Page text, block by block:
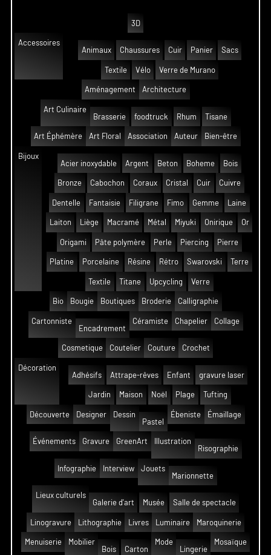
3D
Accessoires
Animaux
Chaussures Cuir Panier Sacs
Textile Vélo Verre de Murano
Aménagement Architecture
Art Culinaire
Brasserie
foodtruck Rhum Tisane
Art Éphémère Art Floral Association Auteur Bien-être
Bijoux
Acier inoxydable
Argent Beton Boheme Bois
Bronze Cabochon Coraux Cristal Cuir Cuivre
Dentelle Fantaisie Filigrane Fimo Gemme Laine
Laiton Liège Macramé Métal Miyuki Onirique Or
Origami Pâte polymère Perle Piercing Pierre
Platine Porcelaine Résine Rétro Swarovski Terre
Textile Titane Upcycling Verre
Bio Bougie Boutiques Broderie Calligraphie
Cartonniste
Encadrement
Céramiste Chapelier Collage
Cosmetique Coutelier Couture Crochet
Décoration
Adhésifs
Attrape-rêves Enfant gravure laser
Jardin Maison Noël Plage Tufting
Découverte Designer
Dessin
Pastel
Ébeniste Émaillage
Événements Gravure GreenArt
Illustration
Risographie
Infographie Interview
Jouets
Marionnette
Lieux culturels
Galerie d'art
Musée Salle de spectacle
Linogravure Lithographie Livres Luminaire Maroquinerie
Menuiserie
Mobilier
Bois
Carton
Mode
Lingerie
Mosaïque